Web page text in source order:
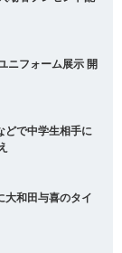
ニフォーム展示 開
どで中学生相手に
大和田与喜のタイ